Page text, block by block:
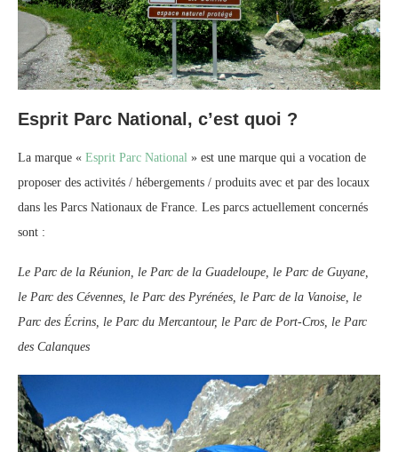
Esprit Parc National, c’est quoi ?
La marque « Esprit Parc National » est une marque qui a vocation de
proposer des activités / hébergements / produits avec et par des locaux
dans les Parcs Nationaux de France. Les parcs actuellement concernés
sont :
Le Parc de la Réunion, le Parc de la Guadeloupe, le Parc de Guyane,
le Parc des Cévennes, le Parc des Pyrénées, le Parc de la Vanoise, le
Parc des Écrins, le Parc du Mercantour, le Parc de Port-Cros, le Parc
des Calanques